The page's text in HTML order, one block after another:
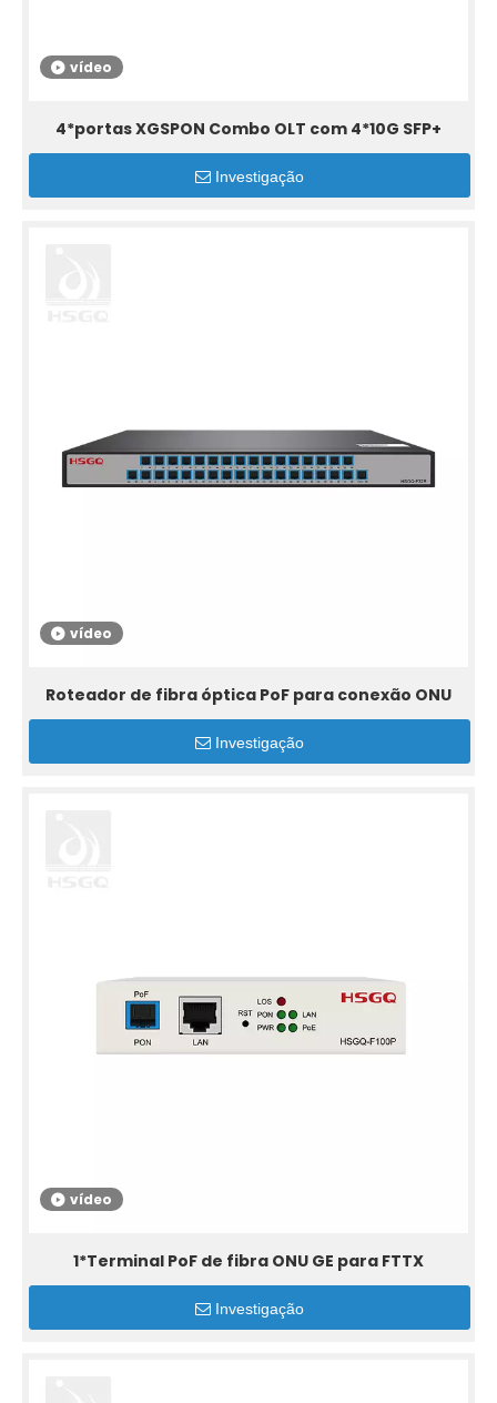
vídeo
4*portas XGSPON Combo OLT com 4*10G SFP+
Investigação
vídeo
Roteador de fibra óptica PoF para conexão ONU
Investigação
vídeo
1*Terminal PoF de fibra ONU GE para FTTX
Investigação